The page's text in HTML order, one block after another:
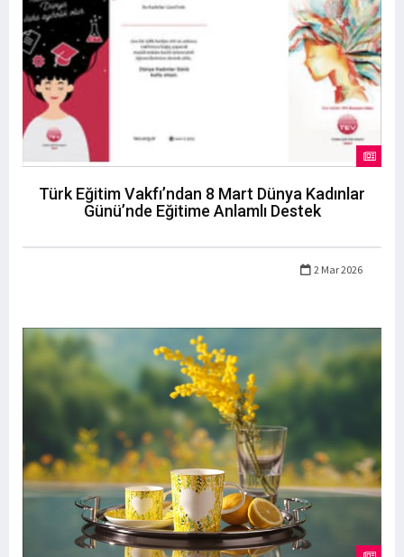
Türk Eğitim Vakfı’ndan 8 Mart Dünya Kadınlar
Günü’nde Eğitime Anlamlı Destek
2 Mar 2026